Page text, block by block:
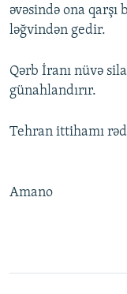
əvəsində ona
ləğvindən gedir.
Qərb İranı nüvə
günahlandırır.
Tehran ittihamı
Amano